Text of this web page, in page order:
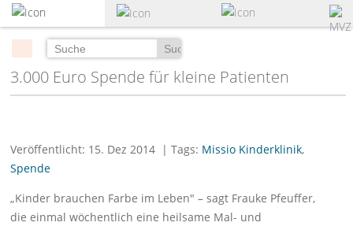
zum
Hauptinhalt
Suchen
3.000 Euro Spende für kleine Patienten
Veröffentlicht: 15. Dez 2014 | Tags: Missio Kinderklinik,
Spende
„Kinder brauchen Farbe im Leben" – sagt Frauke Pfeuffer,
die einmal wöchentlich eine heilsame Mal- und